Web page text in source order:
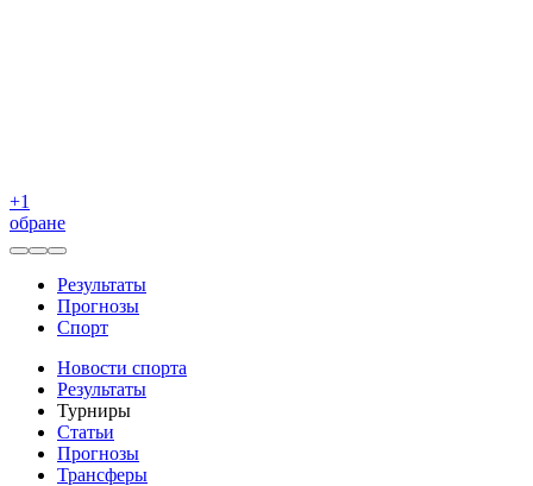
+1
обране
Результаты
Прогнозы
Спорт
Новости спорта
Результаты
Турниры
Статьи
Прогнозы
Трансферы